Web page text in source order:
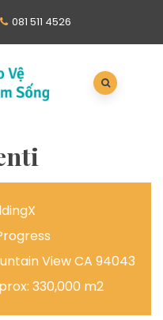
081 511 4526
View CA 94043
330,000 m2